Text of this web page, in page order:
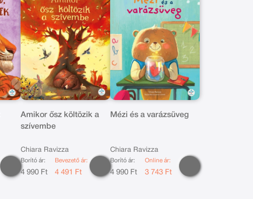
Amikor ősz költözik a
szívembe
Chiara Ravizza
Borító ár:
4 990 Ft
Bevezető ár:
4 491 Ft
Mézi és a varázsüveg
Chiara Ravizza
Borító ár:
4 990 Ft
Online ár:
3 743 Ft